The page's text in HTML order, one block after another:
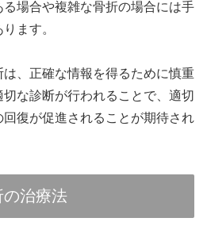
場合や複雑な骨折の場合には手
ます。
は、正確な情報を得るために慎重
な診断が行われることで、適切
復が促進されることが期待され
の治療法